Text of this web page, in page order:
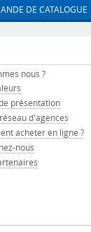
DE CATALOGUE
nous ?
présentation
d'agences
acheter en ligne ?
nous